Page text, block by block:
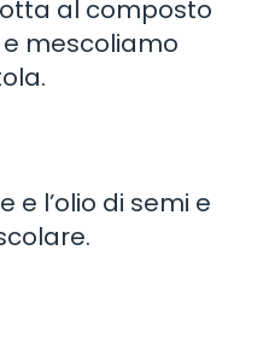
al composto
mescoliamo
e l’olio di semi e